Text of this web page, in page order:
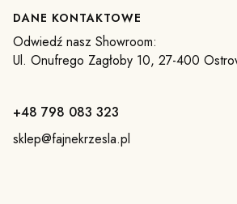
DANE KONTAKTOWE
Odwiedź nasz Showroom:
Ul. Onufrego Zagłoby 10, 27-400
+48 798 083 323
sklep@fajnekrzesla.pl